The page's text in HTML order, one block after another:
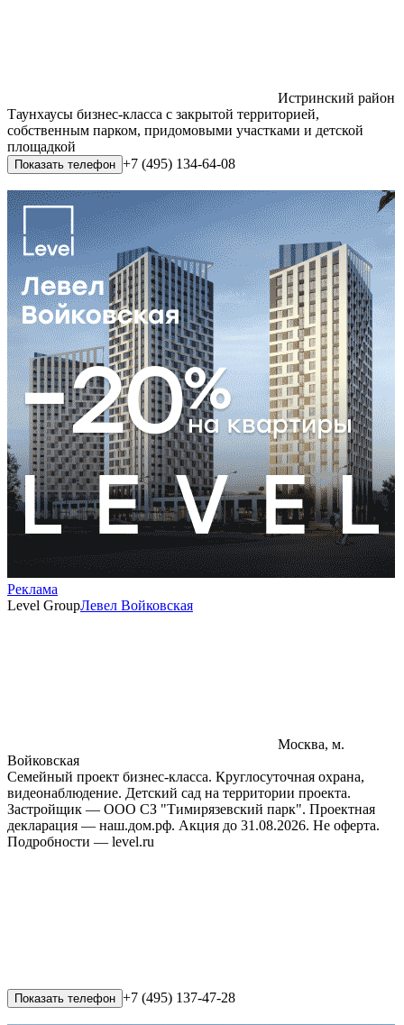
Истринский район
Таунхаусы бизнес-класса с закрытой территорией,
собственным парком, придомовыми участками и детской
площадкой
Показать телефон +7 (495) 134-64-08
Реклама
Level GroupЛевел Войковская
Москва, м.
Войковская
Семейный проект бизнес-класса. Круглосуточная охрана,
видеонаблюдение. Детский сад на территории проекта.
Застройщик — ООО СЗ "Тимирязевский парк". Проектная
декларация — наш.дом.рф. Акция до 31.08.2026. Не оферта.
Подробности — level.ru
Показать телефон +7 (495) 137-47-28